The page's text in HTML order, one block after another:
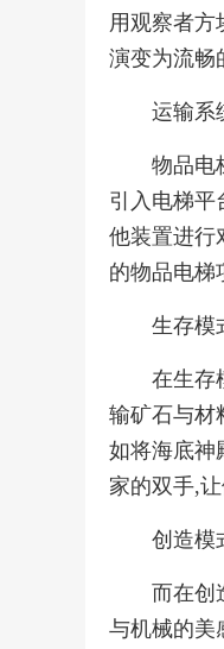
用观察者方
演变为流畅
运输系
物品电
引入电梯平
他装置进行
的物品电梯
生存模
在生存
输矿石与材
如将海底神
家的双手,
创造模
而在创
与机械的美